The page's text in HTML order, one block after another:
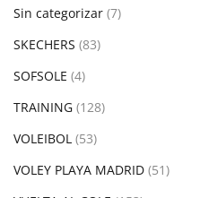
Sin categorizar (7)
SKECHERS (83)
SOFSOLE (4)
TRAINING (128)
VOLEIBOL (53)
VOLEY PLAYA MADRID (51)